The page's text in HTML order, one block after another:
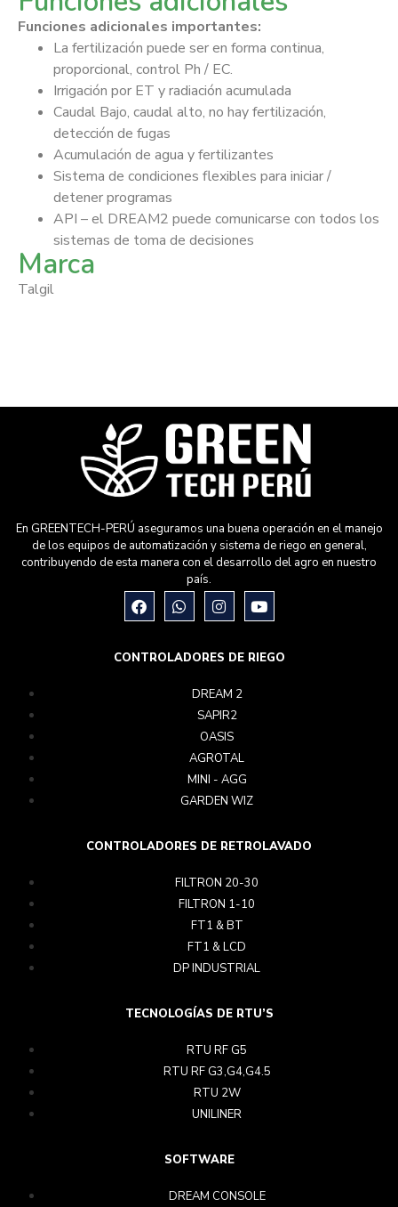
Funciones adicionales importantes:
La fertilización puede ser en forma continua,
proporcional, control Ph / EC.
Irrigación por ET y radiación acumulada
Caudal Bajo, caudal alto, no hay fertilización,
detección de fugas
Acumulación de agua y fertilizantes
Sistema de condiciones flexibles para iniciar /
detener programas
API – el DREAM2 puede comunicarse con todos los
sistemas de toma de decisiones
Marca
Talgil
En GREENTECH-PERÚ aseguramos una buena operación en el manejo
de los equipos de automatización y sistema de riego en general,
contribuyendo de esta manera con el desarrollo del agro en nuestro
país.
CONTROLADORES DE RIEGO
DREAM 2
SAPIR2
OASIS
AGROTAL
MINI - AGG
GARDEN WIZ
CONTROLADORES DE RETROLAVADO
FILTRON 20-30
FILTRON 1-10
FT1 & BT
FT1 & LCD
DP INDUSTRIAL
TECNOLOGÍAS DE RTU’S
RTU RF G5
RTU RF G3,G4,G4.5
RTU 2W
UNILINER
SOFTWARE
DREAM CONSOLE